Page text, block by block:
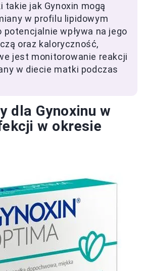
takie jak Gynoxin mogą
w profilu lipidowym
potencjalnie wpływa na jego
oraz kaloryczność,
jest monitorowanie reakcji
w diecie matki podczas
dla Gynoxinu w
w okresie